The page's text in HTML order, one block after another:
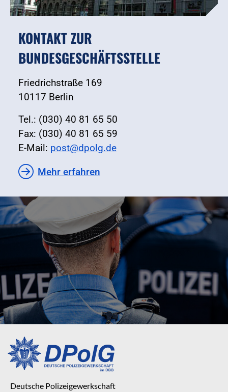
KONTAKT ZUR
BUNDESGESCHÄFTSSTELLE
Friedrichstraße 169
10117 Berlin
Tel.: (030) 40 81 65 50
Fax: (030) 40 81 65 59
E-Mail: post@dpolg.de
Mehr erfahren
Deutsche Polizeigewerkschaft